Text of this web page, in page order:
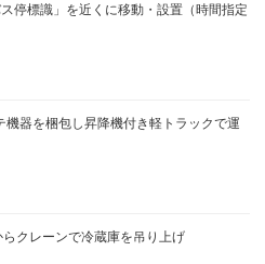
停標識」を近くに移動・設置（時間指定
機器を梱包し昇降機付き軽トラックで運
クレーンで冷蔵庫を吊り上げ